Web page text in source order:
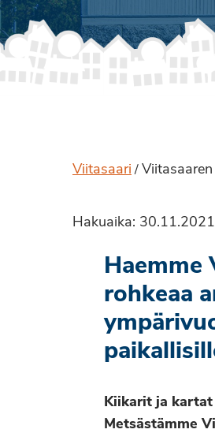
Viitasaari /
Hakuaika:
Haemme
rohkeaa
Kiikarit ja
Metsästämme